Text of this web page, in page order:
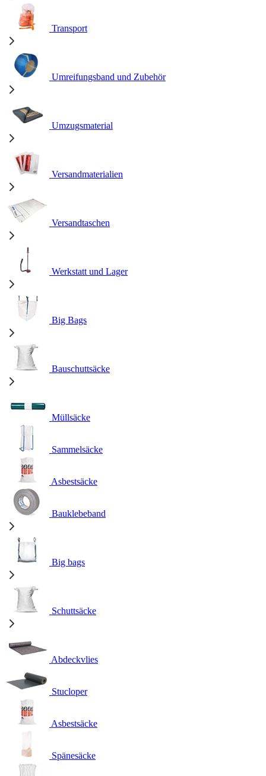
Transport
Umreifungsband und Zubehör
Umzugsmaterial
Versandmaterialien
Versandtaschen
Werkstatt und Lager
Big Bags
Bauschuttsäcke
Müllsäcke
Sammelsäcke
Asbestsäcke
Bauklebeband
Big bags
Schuttsäcke
Abdeckvlies
Stucloper
Asbestsäcke
Spänesäcke